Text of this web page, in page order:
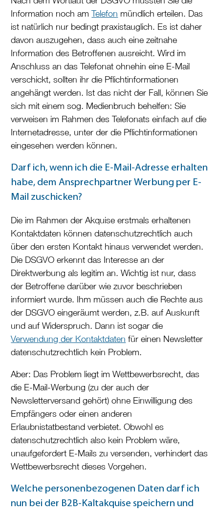
Information noch amTelefon mündlich erteilen. Das
ist natürlich nur bedingt praxistauglich. Es ist daher
davon auszugehen, dass auch eine zeitnahe
Information des Betroffenen ausreicht. Wird im
Anschluss an das Telefonat ohnehin eine E-Mail
verschickt, sollten ihr die Pflichtinformationen
angehängt werden. Ist das nicht der Fall, können Sie
sich mit einem sog. Medienbruch behelfen: Sie
verweisen im Rahmen des Telefonats einfach auf die
Internetadresse, unter der die Pflichtinformationen
eingesehen werden können.
Darf ich, wenn ich die E-Mail-Adresse erhalten
habe, dem Ansprechpartner Werbung per E-
Mail zuschicken?
Die im Rahmen der Akquise erstmals erhaltenen
Kontaktdaten können datenschutzrechtlich auch
über den ersten Kontakt hinaus verwendet werden.
Die DSGVO erkennt das Interesse an der
Direktwerbung als legitim an. Wichtig ist nur, dass
der Betroffene darüber wie zuvor beschrieben
informiert wurde. Ihm müssen auch die Rechte aus
der DSGVO eingeräumt werden, z.B. auf Auskunft
und auf Widerspruch. Dann ist sogar die
Verwendung der Kontaktdaten für einen Newsletter
datenschutzrechtlich kein Problem.
Aber: Das Problem liegt im Wettbewerbsrecht, das
die E-Mail-Werbung (zu der auch der
Newsletterversand gehört) ohne Einwilligung des
Empfängers oder einen anderen
Erlaubnistatbestand verbietet. Obwohl es
datenschutzrechtlich also kein Problem wäre,
unaufgefordert E-Mails zu versenden, verhindert das
Wettbewerbsrecht dieses Vorgehen.
Welche personenbezogenen Daten darf ich
nun bei der B2B-Kaltakquise speichern und